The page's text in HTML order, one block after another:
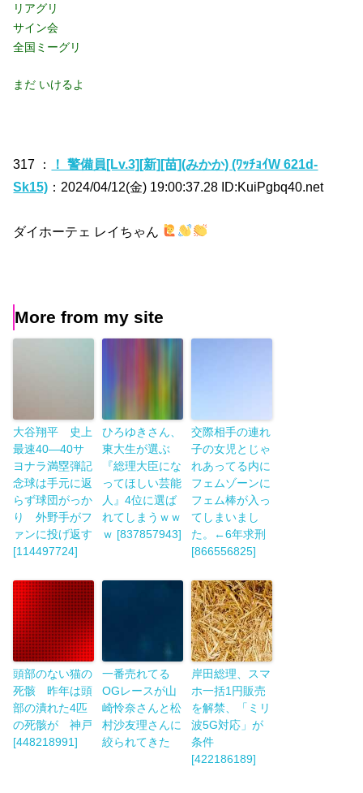
リアグリ
サイン会
全国ミーグリ
まだ いけるよ
317 ：
！ 警備員[Lv.3][新][苗](みかか) (ﾜｯﾁｮｲW 621d-
Sk15) ：2024/04/12(金) 19:00:37.28 ID:KuiPgbq40.net
ダイホーテェ レイちゃん
More from my site
大谷翔平 史上
最速40―40サ
ヨナラ満塁弾記
念球は手元に返
らず球団がっか
り 外野手がフ
ァンに投げ返す
[114497724]
ひろゆきさん、
東大生が選ぶ
『総理大臣にな
ってほしい芸能
人』4位に選ば
れてしまうｗｗ
ｗ [837857943]
交際相手の連れ
子の女児とじゃ
れあってる内に
フェムゾーンに
フェム棒が入っ
てしまいまし
た。←6年求刑
[866556825]
頭部のない猫の
死骸 昨年は頭
部の潰れた4匹
の死骸が 神戸
[448218991]
一番売れてる
OGレースが山
崎怜奈さんと松
村沙友理さんに
絞られてきた
岸田総理、スマ
ホ一括1円販売
を解禁、「ミリ
波5G対応」が
条件
[422186189]